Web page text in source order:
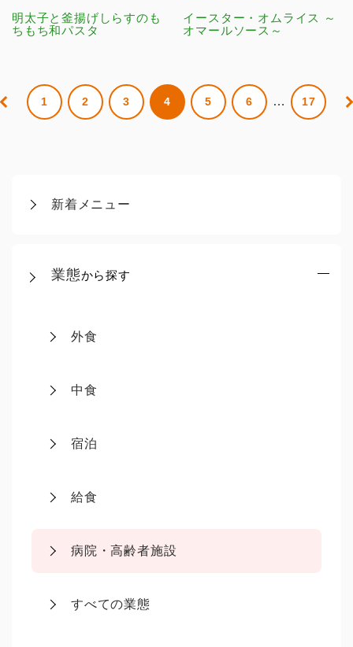
新着メニュー
業態から探す
外食
中食
宿泊
給食
病院・高齢者施設
すべての業態
明太子と釜揚げしらすのも
ちもち和パスタ
イースター・オムライス ～
オマールソース～
1 2 3 4 5 6 … 17